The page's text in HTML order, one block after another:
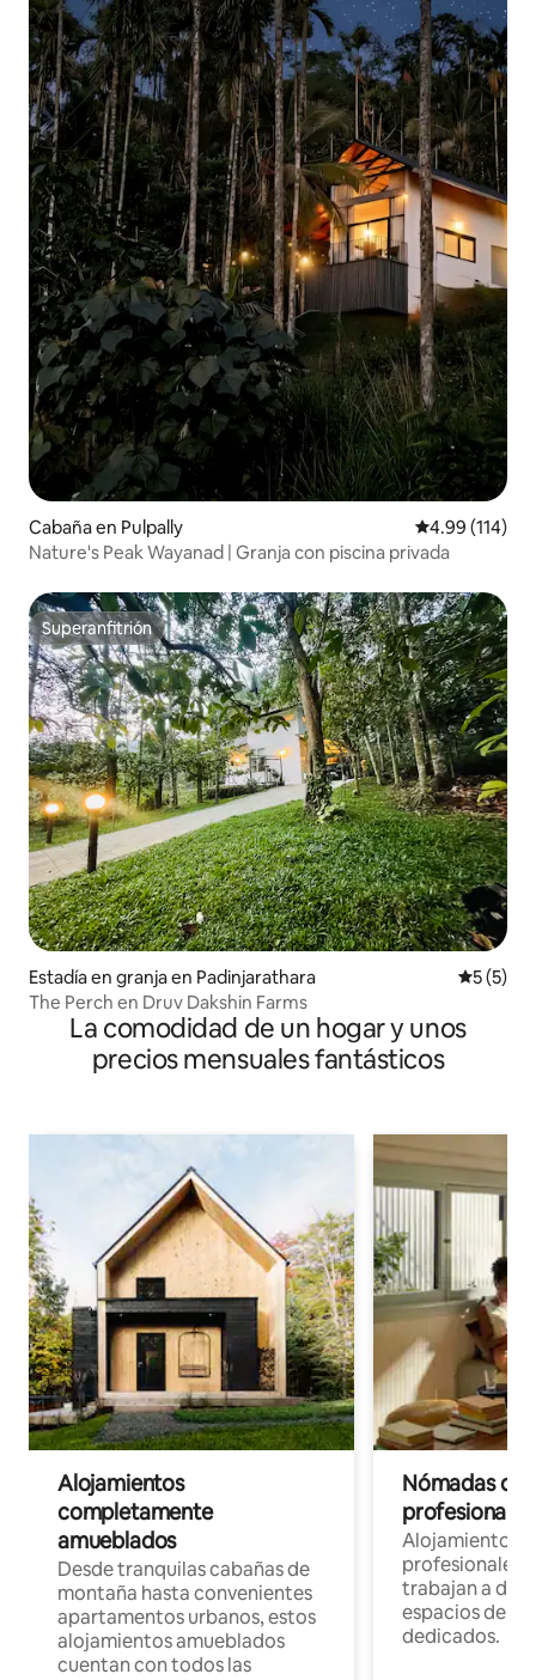
Cabaña en Pulpally Calificación
4.99 (114)
Nature's Peak Wayanad | Granja con piscina privada
Superanfitrión
Superanfitrión
Estadía en granja en Padinjarathara
5 (5)
The Perch en Druv Dakshin Farms
La comodidad de un hogar y unos
precios mensuales fantásticos
Alojamientos
completamente
amueblados
Desde tranquilas cabañas de
montaña hasta convenientes
apartamentos urbanos, estos
alojamientos amueblados
cuentan con todos las
Nómadas
Alojamientos
profesionales
trabajan a
espacios de
dedicados.